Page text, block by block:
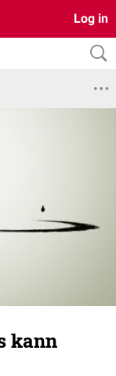
Log in
kann